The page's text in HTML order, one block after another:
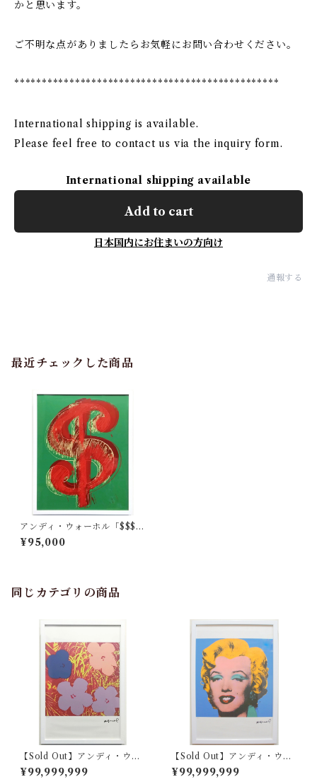
かと思います。
ご不明な点がありましたらお気軽にお問い合わせください。
************************************************
International shipping is available.
Please feel free to contact us via the inquiry form.
International shipping available
Add to cart
日本国内にお住まいの方向け
通報する
最近チェックした商品
アンディ・ウォーホル「$$$$
Dollar Green $$$$（サンデ
ー・B・モーニング版）」
¥95,000
同じカテゴリの商品
【Sold Out】アンディ・ウォ
ーホル「フラワー」
¥99,999,999
【Sold Out】アンディ・ウォ
ーホル「マリリン・モンロ
ー」
¥99,999,999